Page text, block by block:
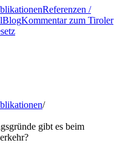
Referenzen /
BlogKommentar zum Tiroler
/
gibt es beim